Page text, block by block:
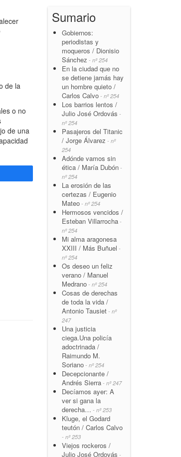
de la
o no
de una
Sumario
Gobiernos:
periodistas y
moqueros / Dionisio
Sánchez - nº 254
En la ciudad que no
se detiene jamás hay
un hombre quieto /
Carlos Calvo - nº 254
Los barrios lentos /
Julio José Ordovás -
nº 254
Pasajeros del Titanic
/ Jorge Álvarez - nº
254
Adónde vamos sin
ética / María Dubón -
nº 254
La erosión de las
certezas / Eugenio
Mateo - nº 254
Hermosos vencidos /
Esteban Villarrocha -
nº 254
Mi alma aragonesa
XXIII / Más Buñuel -
nº 254
Os deseo un feliz
verano / Manuel
Medrano - nº 254
Cosas de derechas
de toda la vida /
Antonio Tausiet - nº
247
Una justicia
ciega.Una policía
adoctrinada /
Raimundo M.
Soriano - nº 254
Decepcionante /
Andrés Sierra - nº 247
Decíamos ayer: A
ver si gana la
derecha… - nº 253
Kluge, el Godard
teutón / Carlos Calvo
- nº 253
Viejos rockeros /
Julio José Ordovás -